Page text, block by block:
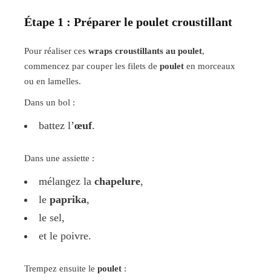
Étape 1 : Préparer le poulet croustillant
Pour réaliser ceswraps croustillants au poulet,
commencez par couper les filets depoulet en morceaux
ou en lamelles.
Dans un bol :
battez l’œuf.
Dans une assiette :
mélangez lachapelure,
le paprika,
le sel,
et le poivre.
Trempez ensuite le poulet :